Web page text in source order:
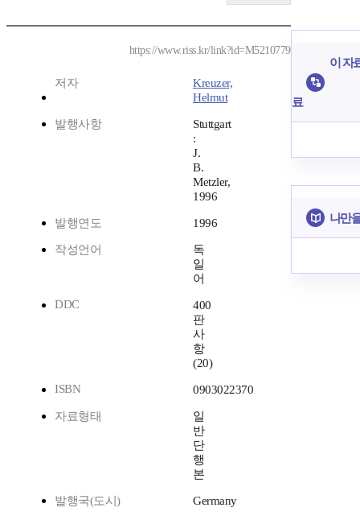
https://www.riss.kr/link?id=M5210779
저자
Kreuzer,
Helmut
발행사항
Stuttgart
:
J.
B.
Metzler,
1996
발행연도 1996
작성언어
독
일
어
DDC
400
판
사
항
(20)
ISBN
0903022370
자료형태
일
반
단
행
본
발행국(도시) Germany
이 자
료
나만